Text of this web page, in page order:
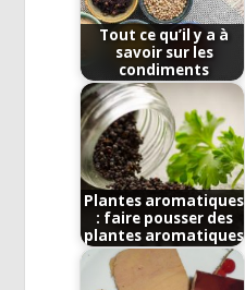
Tout ce qu’il y a à
savoir sur les
condiments
Plantes aromatiques
: faire pousser des
plantes aromatiques